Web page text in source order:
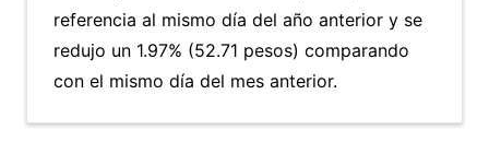
referencia al mismo día del año anterior y se
redujo un 1.97% (52.71 pesos) comparando
con el mismo día del mes anterior.